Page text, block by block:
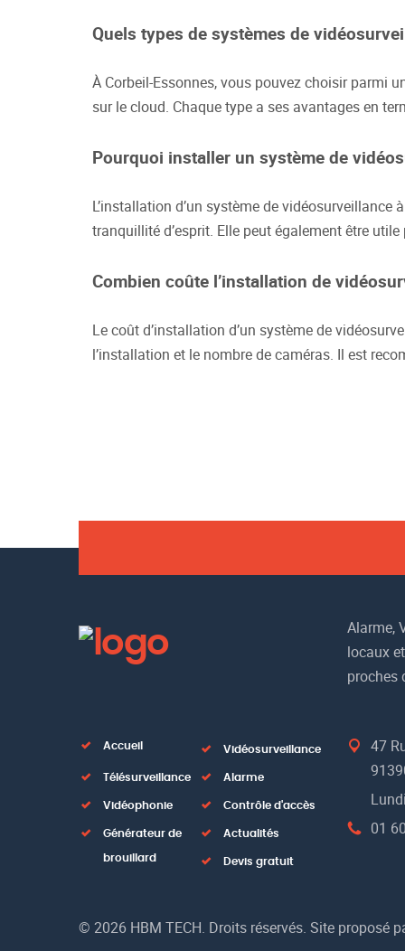
Quels types de systèmes de
À Corbeil-Essonnes, vous pouvez choisir parmi
sur le cloud. Chaque type a ses avantages en
Pourquoi installer un système de
L’installation d’un système de
tranquillité d’esprit. Elle peut également être
Combien coûte l’installation de
Le coût d’installation d’un système de
l’installation et le nombre de caméras. Il est
Alarme,
locaux
proches
Accueil Vidéosurveillance
Télésurveillance Alarme
Vidéophonie Contrôle d'accès
Générateur de
brouillard
Actualités
Devis gratuit
47
01
© 2026 HBM TECH. Droits réservés. Site proposé